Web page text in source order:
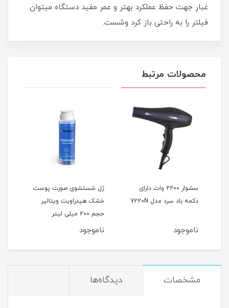
غبار جهت حفظ عملکرد بهتر و عمر مفید دستگاه میتوان
فیلتر را به راحتی باز کرد وشست.
محصولات مرتبط
سشوار 2200 وات دارای
دکمه باد سرد مدل 7220N
ناموجود
ژل شستشوی صورت پوست
خشک هیدراویت ویتالیر
حجم 200 میلی لیتر
ناموجود
مشخصات دیدگاه‌ها